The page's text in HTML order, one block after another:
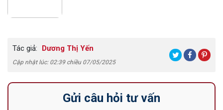
Tác giả: Dương Thị Yến
Cập nhật lúc: 02:39 chiều 07/05/2025
Gửi câu hỏi tư vấn